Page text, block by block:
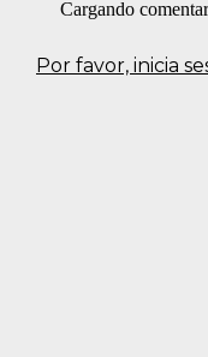
Por favor, inicia
Cargando